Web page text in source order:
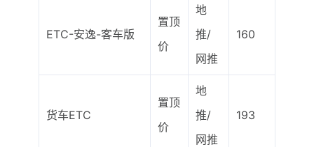
ETC-安逸-客车版
置顶
价
地
推/
网推
160
货车ETC
置顶
价
地
推/
网推
193